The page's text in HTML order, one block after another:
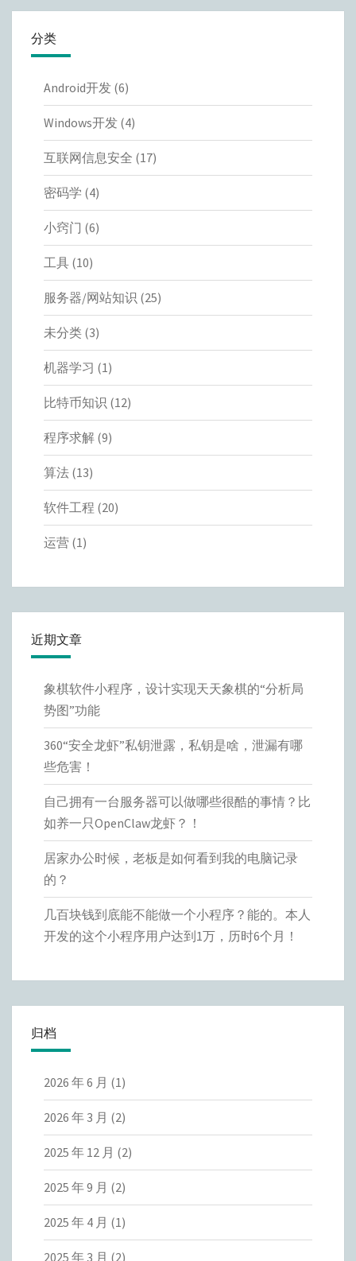
分类
Android开发 (6)
Windows开发 (4)
互联网信息安全 (17)
密码学 (4)
小窍门 (6)
工具 (10)
服务器/网站知识 (25)
未分类 (3)
机器学习 (1)
比特币知识 (12)
程序求解 (9)
算法 (13)
软件工程 (20)
运营 (1)
近期文章
象棋软件小程序，设计实现天天象棋的“分析局
势图”功能
360“安全龙虾”私钥泄露，私钥是啥，泄漏有哪
些危害！
自己拥有一台服务器可以做哪些很酷的事情？比
如养一只OpenClaw龙虾？！
居家办公时候，老板是如何看到我的电脑记录
的？
几百块钱到底能不能做一个小程序？能的。本人
开发的这个小程序用户达到1万，历时6个月！
归档
2026 年 6 月 (1)
2026 年 3 月 (2)
2025 年 12 月 (2)
2025 年 9 月 (2)
2025 年 4 月 (1)
2025 年 3 月 (2)